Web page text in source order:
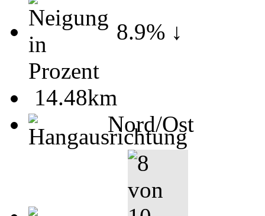
8.9% ↓
14.48km
Nord/Ost